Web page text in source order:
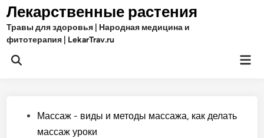
Перейти
содержимому
Лекарственные растения
Травы для здоровья | Народная медицина и
фитотерапия | LekarTrav.ru
Открыть
Опубликовано
Массаж - виды и методы массажа, как делать
массаж уроки